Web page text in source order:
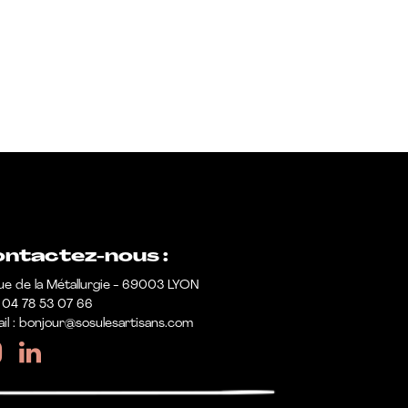
nous :
de la Métallurgie - 69003 LYON
: 04 78 53 07 66
: bonjour@sosulesartisans.com